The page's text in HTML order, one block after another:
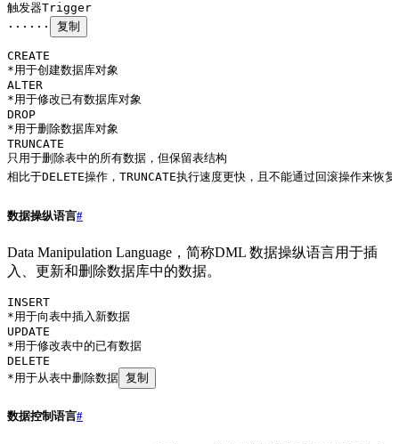
触发器Trigger
······
复制
CREATE
*用于创建数据库对象
ALTER
*用于修改已有数据库对象
DROP
*用于删除数据库对象
TRUNCATE
只用于删除表中的所有数据，但保留表结构
相比于DELETE操作，TRUNCATE执行速度更快，且不能通过回滚操作来恢
数据操纵语言#
Data Manipulation Language，简称DML 数据操纵语言用于插
入、更新和删除数据库中的数据。
INSERT
*用于向表中插入新数据
UPDATE
*用于修改表中的已有数据
DELETE
*用于从表中删除数据 复制
数据控制语言#